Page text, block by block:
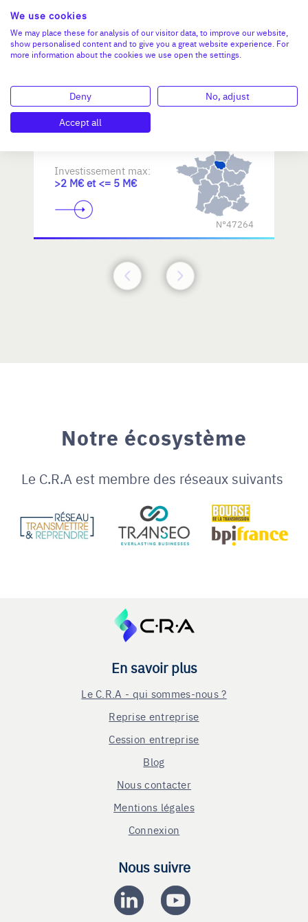
Reprendre une PME dans les
métiers d'art / savoir-faire
d'excellence
Investissement max:
>2 M€ et <= 5 M€
N°47264
Notre écosystème
Le C.R.A est membre des réseaux suivants
En savoir plus
Le C.R.A - qui sommes-nous ?
Reprise entreprise
Cession entreprise
Blog
Nous contacter
Mentions légales
Connexion
Nous suivre
We use cookies
We may place these for analysis of our visitor data, to improve our website,
show personalised content and to give you a great website experience. For
more information about the cookies we use open the settings.
Deny
No, adjust
Accept all